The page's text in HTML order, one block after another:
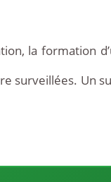
la formation
surveillées. Un